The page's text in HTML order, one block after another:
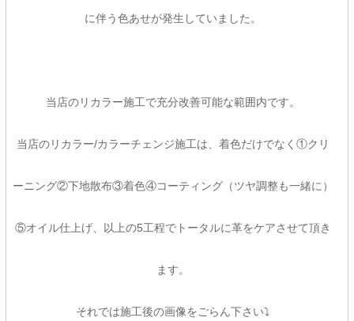
に伴う色あせが発生していました。
当店のリカラー施工で充分改善可能な範囲内です。
当店のリカラー/カラーチェンジ施工は、着色だけでなく①クリ
ーニング②下地散布③着色④コーティング（ツヤ調整も一緒に）
⑤オイル仕上げ、以上の5工程でトータルに革をケアさせて頂き
ます。
それでは施工後の画像をごらん下さい⤵